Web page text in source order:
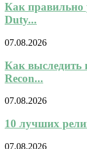
Как правильно
Duty...
07.08.2026
Как выследить
Recon...
07.08.2026
10 лучших
07.08.2026